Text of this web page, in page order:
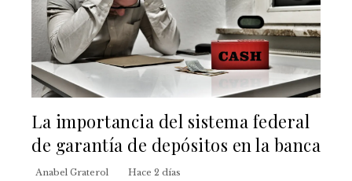
La importancia del sistema federal
de garantía de depósitos en la banca
Anabel Graterol Hace 2 días